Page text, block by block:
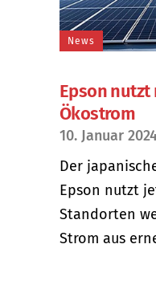
News
Epson nutzt
Ökostrom
10. Januar
Der
Epson nutzt
Standorten
Strom aus